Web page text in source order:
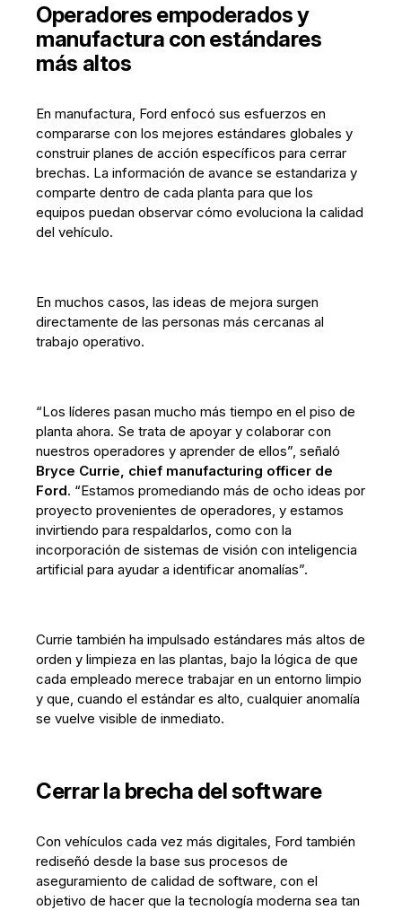
Operadores empoderados y
manufactura con estándares
más altos
En manufactura, Ford enfocó sus esfuerzos en
compararse con los mejores estándares globales y
construir planes de acción específicos para cerrar
brechas. La información de avance se estandariza y
comparte dentro de cada planta para que los
equipos puedan observar cómo evoluciona la calidad
del vehículo.
En muchos casos, las ideas de mejora surgen
directamente de las personas más cercanas al
trabajo operativo.
“Los líderes pasan mucho más tiempo en el piso de
planta ahora. Se trata de apoyar y colaborar con
nuestros operadores y aprender de ellos”, señaló
Bryce Currie, chief manufacturing officer de
Ford. “Estamos promediando más de ocho ideas por
proyecto provenientes de operadores, y estamos
invirtiendo para respaldarlos, como con la
incorporación de sistemas de visión con inteligencia
artificial para ayudar a identificar anomalías”.
Currie también ha impulsado estándares más altos de
orden y limpieza en las plantas, bajo la lógica de que
cada empleado merece trabajar en un entorno limpio
y que, cuando el estándar es alto, cualquier anomalía
se vuelve visible de inmediato.
Cerrar la brecha del software
Con vehículos cada vez más digitales, Ford también
rediseñó desde la base sus procesos de
aseguramiento de calidad de software, con el
objetivo de hacer que la tecnología moderna sea tan